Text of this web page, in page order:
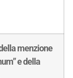
menzione
e della